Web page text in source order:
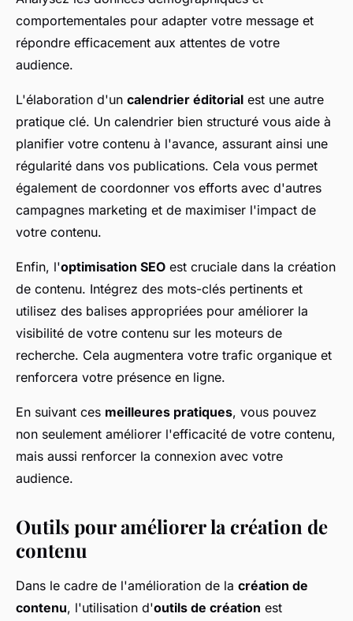
comportementales pour adapter votre message et
répondre efficacement aux attentes de votre
audience.
L'élaboration d'un calendrier éditorial est une autre
pratique clé. Un calendrier bien structuré vous aide à
planifier votre contenu à l'avance, assurant ainsi une
régularité dans vos publications. Cela vous permet
également de coordonner vos efforts avec d'autres
campagnes marketing et de maximiser l'impact de
votre contenu.
Enfin, l'optimisation SEO est cruciale dans la création
de contenu. Intégrez des mots-clés pertinents et
utilisez des balises appropriées pour améliorer la
visibilité de votre contenu sur les moteurs de
recherche. Cela augmentera votre trafic organique et
renforcera votre présence en ligne.
En suivant ces meilleures pratiques, vous pouvez
non seulement améliorer l'efficacité de votre contenu,
mais aussi renforcer la connexion avec votre
audience.
Outils pour améliorer la création de
contenu
Dans le cadre de l'amélioration de la création de
contenu, l'utilisation d'outils de création est